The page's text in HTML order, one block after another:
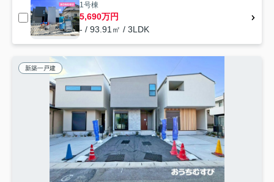
1号棟
5,690万円
- / 93.91㎡ / 3LDK
新築一戸建